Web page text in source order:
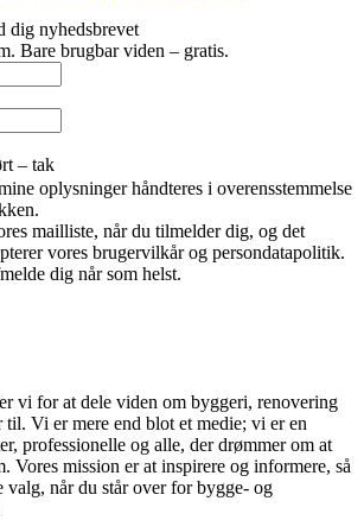
dig nyhedsbrevet
Bare brugbar viden – gratis.
– tak
oplysninger håndteres i overensstemmelse
mailliste, når du tilmelder dig, og det
vores brugervilkår og persondatapolitik.
dig når som helst.
vi for at dele viden om byggeri, renovering
til. Vi er mere end blot et medie; vi er en
professionelle og alle, der drømmer om at
Vores mission er at inspirere og informere, så
valg, når du står over for bygge- og